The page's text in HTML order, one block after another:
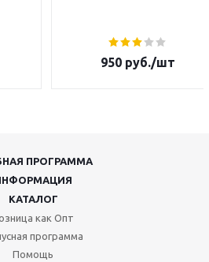
950руб./шт
ПРОГРАММА
КАТАЛОГ
как Опт
программа
Помощь